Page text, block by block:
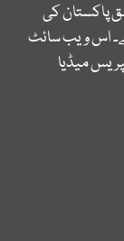
پاکستان کی
اس ویب سائٹ
میڈیا